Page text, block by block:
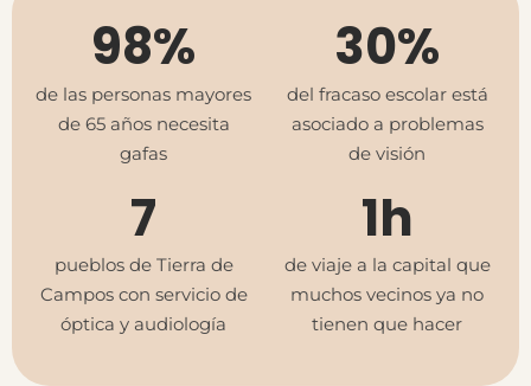
98%
de las personas mayores
de 65 años necesita
gafas
30%
del fracaso escolar está
asociado a problemas
de visión
7
pueblos de Tierra de
Campos con servicio de
óptica y audiología
1h
de viaje a la capital que
muchos vecinos ya no
tienen que hacer